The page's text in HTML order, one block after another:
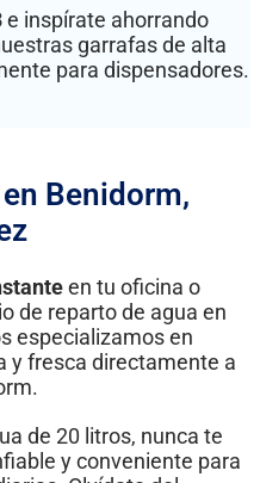
e inspírate ahorrando
garrafas de alta
para dispensadores.
Benidorm,
en tu oficina o
de reparto de agua en
especializamos en
y fresca directamente a
de 20 litros, nunca te
y conveniente para